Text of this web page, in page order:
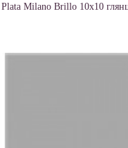
Plata Milano Brillo 10x10